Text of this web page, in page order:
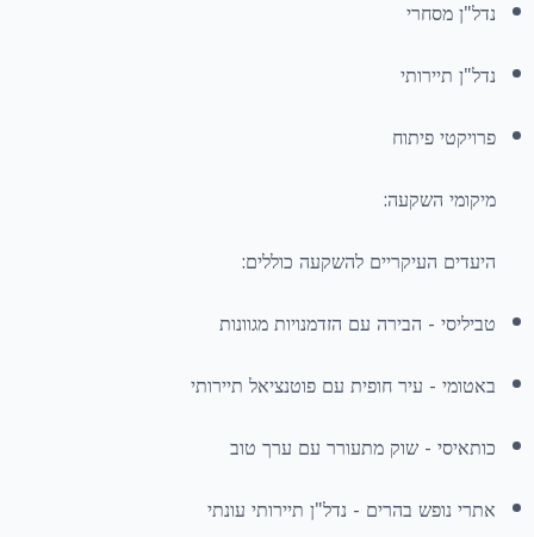
נדל"ן מסחרי
נדל"ן תיירותי
פרויקטי פיתוח
מיקומי השקעה:
היעדים העיקריים להשקעה כוללים:
טביליסי - הבירה עם הזדמנויות מגוונות
באטומי - עיר חופית עם פוטנציאל תיירותי
כותאיסי - שוק מתעורר עם ערך טוב
אתרי נופש בהרים - נדל"ן תיירותי עונתי